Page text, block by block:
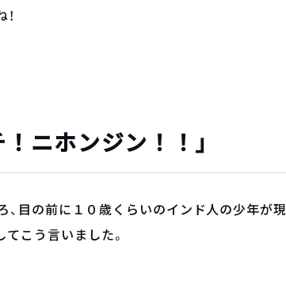
ニホンジン！！」
目の前に１０歳くらいのインド人の少年が現
こう言いました。